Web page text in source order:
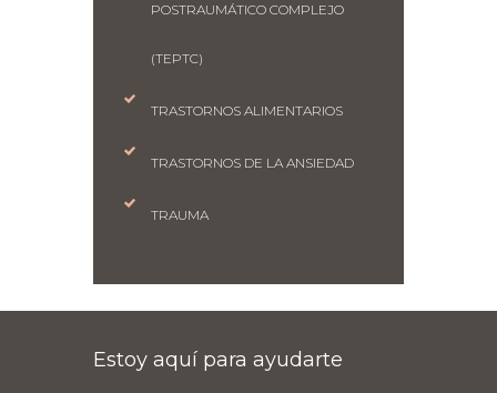
POSTRAUMÁTICO COMPLEJO
(TEPTC)
TRASTORNOS ALIMENTARIOS
TRASTORNOS DE LA ANSIEDAD
TRAUMA
Estoy aquí para ayudarte